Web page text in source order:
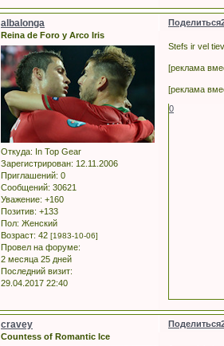
Поделиться
albalonga
Reina de Foro y Arco Iris
Откуда: In Top Gear
Зарегистрирован: 12.11.2006
Приглашений: 0
Сообщений: 30621
Уважение: +160
Позитив: +133
Пол: Женский
Возраст: 42 [1983-10-06]
Провел на форуме:
2 месяца 25 дней
Последний визит:
29.04.2017 22:40
Stefs ir vel
[реклама
[реклама
0
Поделиться
cravey
Countess of Romantic Ice